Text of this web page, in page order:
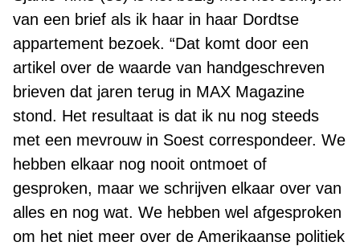
van een brief als ik haar in haar Dordtse
appartement bezoek. “Dat komt door een
artikel over de waarde van handgeschreven
brieven dat jaren terug in MAX Magazine
stond. Het resultaat is dat ik nu nog steeds
met een mevrouw in Soest correspondeer. We
hebben elkaar nog nooit ontmoet of
gesproken, maar we schrijven elkaar over van
alles en nog wat. We hebben wel afgesproken
om het niet meer over de Amerikaanse politiek